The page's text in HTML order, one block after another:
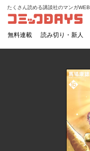
コミックDAYS
たくさん読める講談社のマンガWEB
無料連載 読み切り・新人